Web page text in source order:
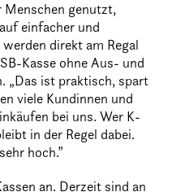
Menschen genutzt,
einfacher und
direkt am Regal
Kasse ohne Aus- und
„Das ist praktisch, spart
viele Kundinnen und
bei uns. Wer K-
in der Regel dabei.
hoch.”
an. Derzeit sind an